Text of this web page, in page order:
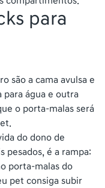
para
são a cama avulsa e
para água e outra
o porta-malas será
do dono de
pesados, é a rampa:
porta-malas do
pet consiga subir